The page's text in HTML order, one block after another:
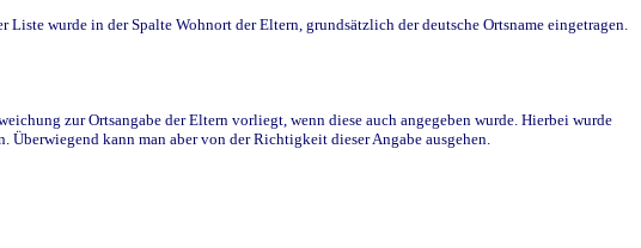
wurde in der Spalte Wohnort der Eltern, grundsätzlich der deutsche Ortsname eingetragen.
zur Ortsangabe der Eltern vorliegt, wenn diese auch angegeben wurde. Hierbei wurde
kann man aber von der Richtigkeit dieser Angabe ausgehen.